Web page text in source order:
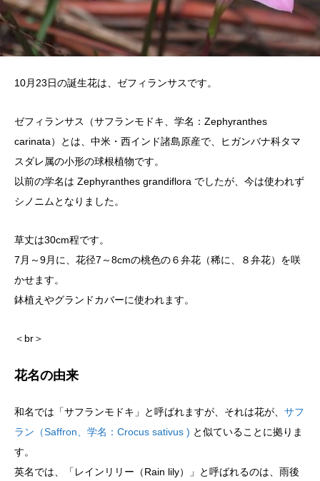
10月23日の誕生花は、ゼフィランサスです。
ゼフィランサス（サフランモドキ、学名：Zephyranthes
carinata）とは、中米・西インド諸島原産で、ヒガンバナ科タマ
スダレ属の小形の球根植物です。
以前の学名は Zephyranthes grandiflora でしたが、今は使われず
シノニムとなりました。
草丈は30cm程です。
7月～9月に、花径7～8cmの桃色の６弁花（稀に、８弁花）を咲
かせます。
鉢植えやグランドカバーに使われます。
＜br＞
花名の由来
和名では「サフランモドキ」と呼ばれますが、それは花が、 サフ
ラン（Saffron、学名：Crocus sativus ) と似ていることに拠りま
す。
英名では、「レインリリー（Rain lily）」と呼ばれるのは、雨後